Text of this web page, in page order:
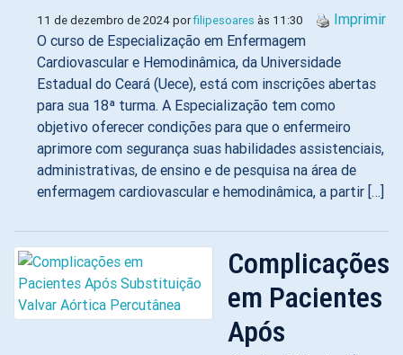
11 de dezembro de 2024 porfilipesoares às 11:30
Imprimir
O curso de Especialização em Enfermagem
Cardiovascular e Hemodinâmica, da Universidade
Estadual do Ceará (Uece), está com inscrições abertas
para sua 18ª turma. A Especialização tem como
objetivo oferecer condições para que o enfermeiro
aprimore com segurança suas habilidades assistenciais,
administrativas, de ensino e de pesquisa na área de
enfermagem cardiovascular e hemodinâmica, a partir […]
Complicações
em Pacientes
Após